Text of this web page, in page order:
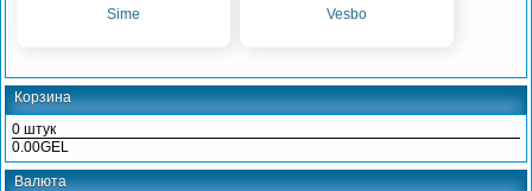
Sime Vesbo
Корзина
0 штук
0.00GEL
Валюта